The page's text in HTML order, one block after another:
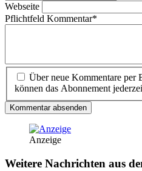
Webseite
Pflichtfeld Kommentar*
Über neue Kommentare per
können das Abonnement
Kommentar absenden
Anzeige
Weitere Nachrichten aus